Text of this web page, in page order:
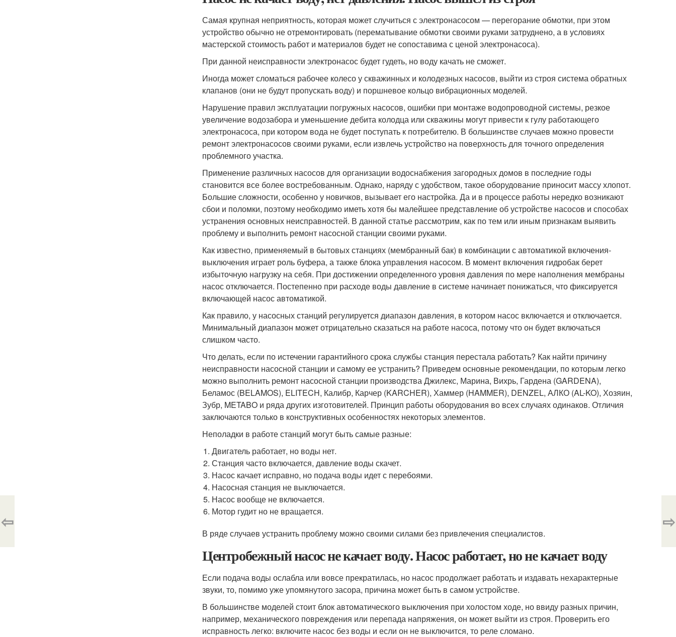
Самая крупная неприятность, которая может случиться с электронасосом — перегорание обмотки, при этом
устройство обычно не отремонтировать (перематывание обмотки своими руками затруднено, а в условиях
мастерской стоимость работ и материалов будет не сопоставима с ценой электронасоса).
При данной неисправности электронасос будет гудеть, но воду качать не сможет.
Иногда может сломаться рабочее колесо у скважинных и колодезных насосов, выйти из строя система обратных
клапанов (они не будут пропускать воду) и поршневое кольцо вибрационных моделей.
Нарушение правил эксплуатации погружных насосов, ошибки при монтаже водопроводной системы, резкое
увеличение водозабора и уменьшение дебита колодца или скважины могут привести к гулу работающего
электронасоса, при котором вода не будет поступать к потребителю. В большинстве случаев можно провести
ремонт электронасосов своими руками, если извлечь устройство на поверхность для точного определения
проблемного участка.
Применение различных насосов для организации водоснабжения загородных домов в последние годы
становится все более востребованным. Однако, наряду с удобством, такое оборудование приносит массу хлопот.
Большие сложности, особенно у новичков, вызывает его настройка. Да и в процессе работы нередко возникают
сбои и поломки, поэтому необходимо иметь хотя бы малейшее представление об устройстве насосов и способах
устранения основных неисправностей. В данной статье рассмотрим, как по тем или иным признакам выявить
проблему и выполнить ремонт насосной станции своими руками.
Как известно, применяемый в бытовых станциях (мембранный бак) в комбинации с автоматикой включения-
выключения играет роль буфера, а также блока управления насосом. В момент включения гидробак берет
избыточную нагрузку на себя. При достижении определенного уровня давления по мере наполнения мембраны
насос отключается. Постепенно при расходе воды давление в системе начинает понижаться, что фиксируется
включающей насос автоматикой.
Как правило, у насосных станций регулируется диапазон давления, в котором насос включается и отключается.
Минимальный диапазон может отрицательно сказаться на работе насоса, потому что он будет включаться
слишком часто.
Что делать, если по истечении гарантийного срока службы станция перестала работать? Как найти причину
неисправности насосной станции и самому ее устранить? Приведем основные рекомендации, по которым легко
можно выполнить ремонт насосной станции производства Джилекс, Марина, Вихрь, Гардена (GARDENA),
Беламос (BELAMOS), ELITECH, Калибр, Карчер (KARCHER), Хаммер (HAMMER), DENZEL, АЛКО (AL-KO), Хозяин,
Зубр, METABO и ряда других изготовителей. Принцип работы оборудования во всех случаях одинаков. Отличия
заключаются только в конструктивных особенностях некоторых элементов.
Неполадки в работе станций могут быть самые разные:
Двигатель работает, но воды нет.
Станция часто включается, давление воды скачет.
Насос качает исправно, но подача воды идет с перебоями.
Насосная станция не выключается.
Насос вообще не включается.
Мотор гудит но не вращается.
В ряде случаев устранить проблему можно своими силами без привлечения специалистов.
Центробежный насос не качает воду. Насос работает, но не качает воду
Если подача воды ослабла или вовсе прекратилась, но насос продолжает работать и издавать нехарактерные
звуки, то, помимо уже упомянутого засора, причина может быть в самом устройстве.
В большинстве моделей стоит блок автоматического выключения при холостом ходе, но ввиду разных причин,
например, механического повреждения или перепада напряжения, он может выйти из строя. Проверить его
исправность легко: включите насос без воды и если он не выключится, то реле сломано.
⇦ ⇨